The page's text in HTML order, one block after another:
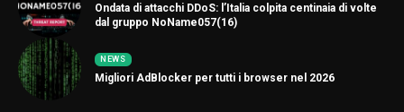
Ondata di attacchi DDoS: l’Italia colpita centinaia di volte
dal gruppo NoName057(16)
NEWS
Migliori AdBlocker per tutti i browser nel 2026